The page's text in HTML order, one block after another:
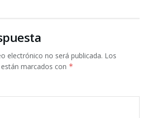
electrónico no será publicada. Los
marcados con *